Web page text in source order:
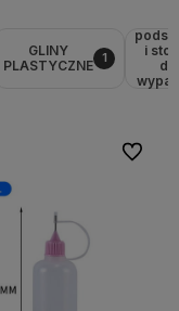
oferty lub
do listy
GLINY
PLASTYCZNE 1
i
do
Do